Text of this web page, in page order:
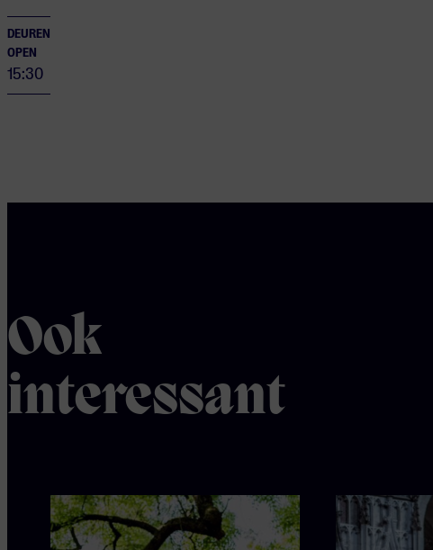
DEUREN
OPEN
15:30
Ook
interessant